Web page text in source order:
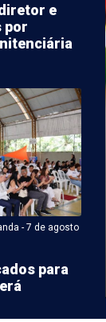
e
por
- 7 de agosto
para
ao
...